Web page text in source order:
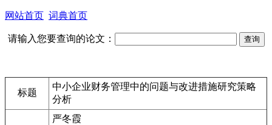
网站首页 词典首页
请输入您要查询的论文：
标题
中小企业财务管理中的问题与改进措施研究策略
分析
严冬霞